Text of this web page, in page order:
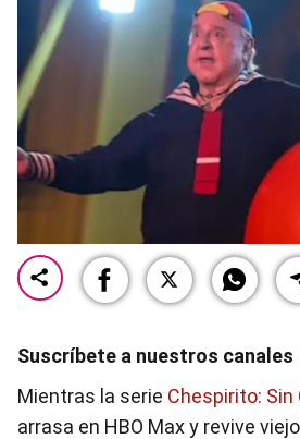
Suscríbete a nuestros canales
Mientras la serie Chespirito: Sin
arrasa en HBO Max y revive